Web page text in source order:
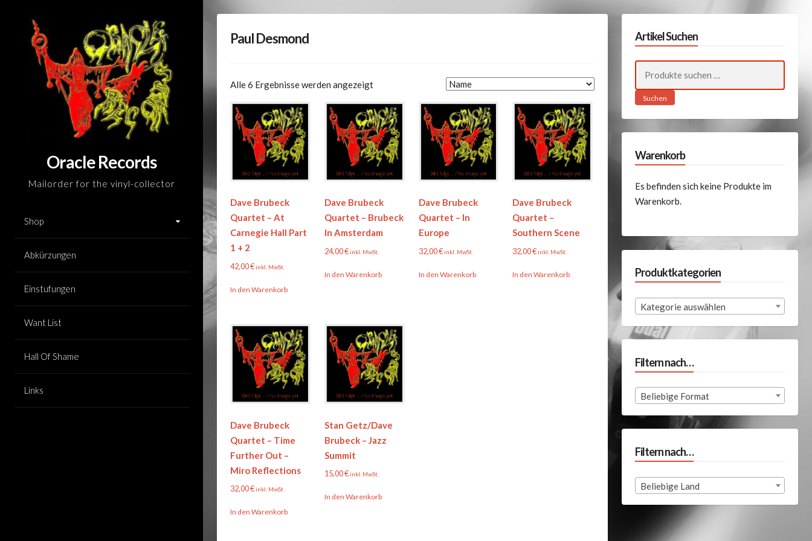
content
Oracle Records
Mailorder for the vinyl-collector
Shop
Abkürzungen
Einstufungen
Want List
Hall Of Shame
Links
Paul Desmond
Alle 6 Ergebnisse werden angezeigt
Dave Brubeck
Quartet – At
Carnegie Hall Part
1 + 2
42,00€inkl. MwSt.
In den Warenkorb
Dave Brubeck
Quartet – Brubeck
In Amsterdam
24,00€inkl. MwSt.
In den Warenkorb
Dave Brubeck
Quartet – In
Europe
32,00€ inkl. MwSt.
In den Warenkorb
Dave Brubeck
Quartet –
Southern Scene
32,00€inkl. MwSt.
In den Warenkorb
Dave Brubeck
Quartet – Time
Further Out –
Miro Reflections
32,00€inkl. MwSt.
In den Warenkorb
Stan Getz/Dave
Brubeck – Jazz
Summit
15,00€inkl. MwSt.
In den Warenkorb
Artikel Suchen
nach:
Suchen
Warenkorb
Es befinden sich keine Produkte im
Warenkorb.
Produktkategorien
Kategorie auswählen
Filtern nach…
Beliebige Format
Filtern nach…
Beliebige Land